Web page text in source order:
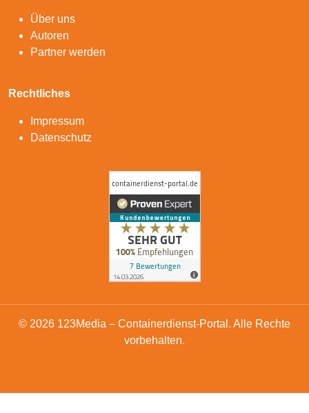
Über uns
Autoren
Partner werden
Rechtliches
Impressum
Datenschutz
© 2026 123Media – Containerdienst-Portal. Alle Rechte
vorbehalten.